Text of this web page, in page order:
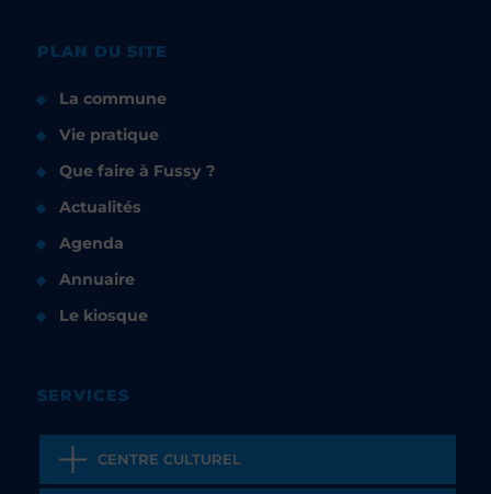
PLAN DU SITE
La commune
Vie pratique
Que faire à Fussy ?
Actualités
Agenda
Annuaire
Le kiosque
SERVICES
CENTRE CULTUREL